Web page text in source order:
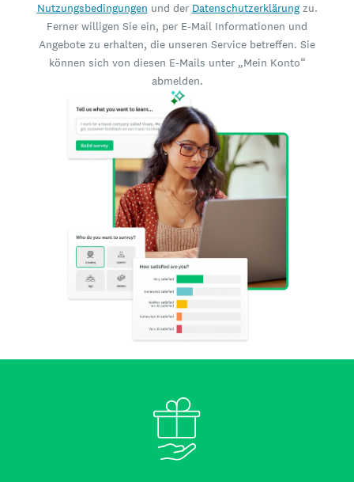
Nutzungsbedingungen und der Datenschutzerklärungzu.
Ferner willigen Sie ein, per E-Mail Informationen und
Angebote zu erhalten, die unseren Service betreffen. Sie
können sich von diesen E-Mails unter „Mein Konto“
abmelden.